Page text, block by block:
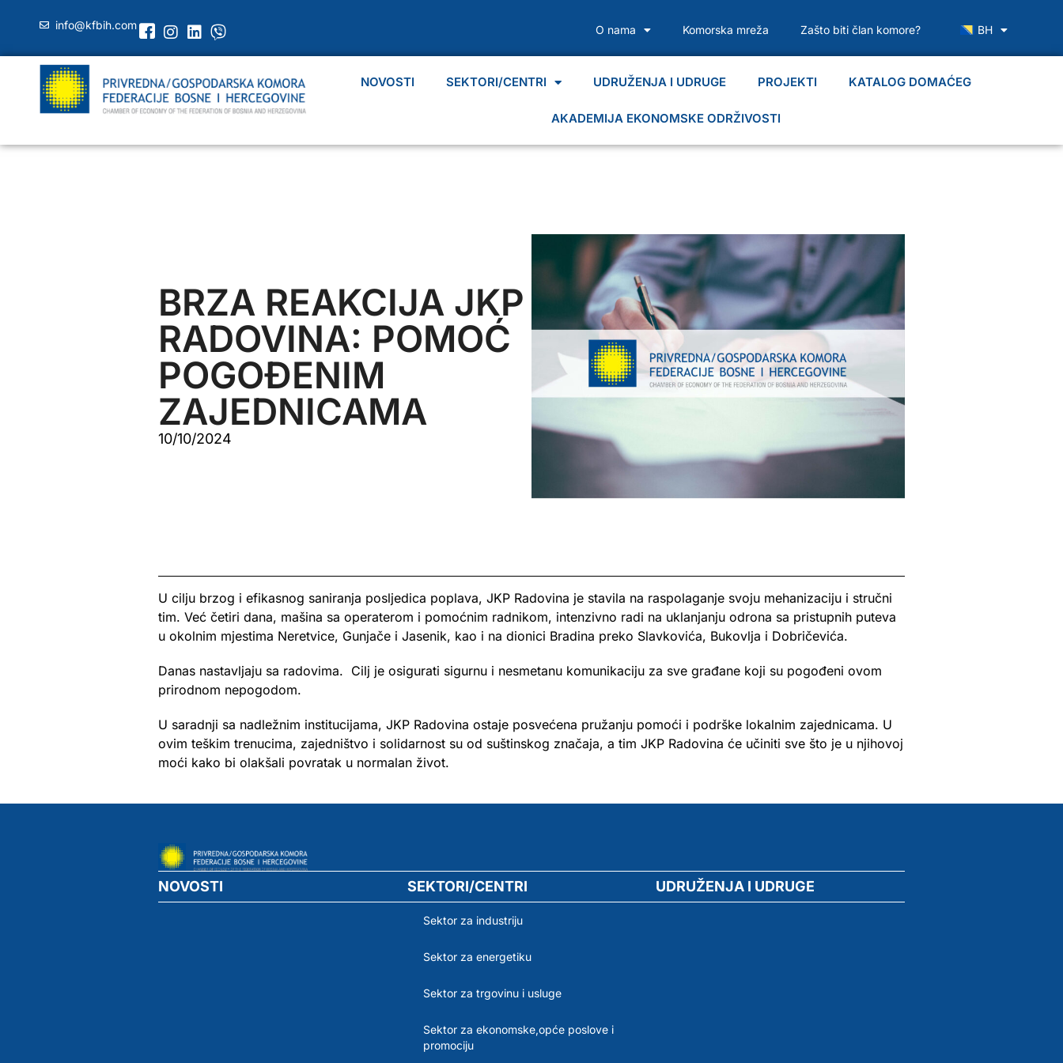
info@kfbih.com O nama Komorska mreža Zašto biti član komore? BH
NOVOSTI SEKTORI/CENTRI UDRUŽENJA I UDRUGE PROJEKTI KATALOG DOMAĆEG
AKADEMIJA EKONOMSKE ODRŽIVOSTI
BRZA REAKCIJA JKP
RADOVINA: POMOĆ
POGOĐENIM
ZAJEDNICAMA
10/10/2024
U cilju brzog i efikasnog saniranja posljedica poplava, JKP Radovina je stavila na raspolaganje svoju mehanizaciju i stručni
tim. Već četiri dana, mašina sa operaterom i pomoćnim radnikom, intenzivno radi na uklanjanju odrona sa pristupnih puteva
u okolnim mjestima Neretvice, Gunjače i Jasenik, kao i na dionici Bradina preko Slavkovića, Bukovlja i Dobričevića.
Danas nastavljaju sa radovima. Cilj je osigurati sigurnu i nesmetanu komunikaciju za sve građane koji su pogođeni ovom
prirodnom nepogodom.
U saradnji sa nadležnim institucijama, JKP Radovina ostaje posvećena pružanju pomoći i podrške lokalnim zajednicama. U
ovim teškim trenucima, zajedništvo i solidarnost su od suštinskog značaja, a tim JKP Radovina će učiniti sve što je u njihovoj
moći kako bi olakšali povratak u normalan život.
NOVOSTI SEKTORI/CENTRI
Sektor za industriju
Sektor za energetiku
Sektor za trgovinu i usluge
Sektor za ekonomske,opće poslove i
promociju
UDRUŽENJA I UDRUGE